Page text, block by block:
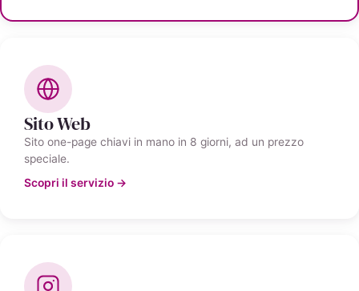
Sito Web
Sito one-page chiavi in mano in 8 giorni, ad un prezzo
speciale.
Scopri il servizio →